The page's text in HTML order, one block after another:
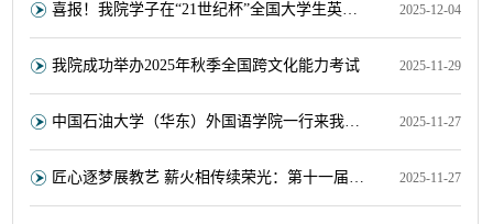
喜报！我院学子在“21世纪杯”全国大学生英语演讲比赛中荣获全国二等奖！ 2025-12-04
我院成功举办2025年秋季全国跨文化能力考试 2025-11-29
中国石油大学（华东）外国语学院一行来我院调研交流 2025-11-27
匠心逐梦展教艺 薪火相传续荣光：第十一届“心火杯”义教技能大赛决赛圆满举行 2025-11-27